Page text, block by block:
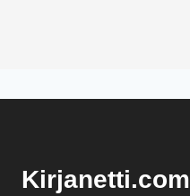
Kirjanetti.com